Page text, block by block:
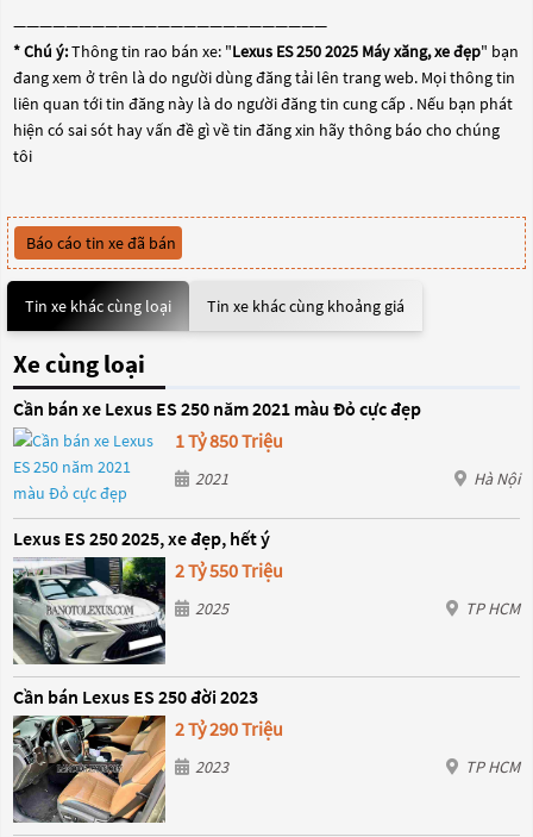
————————————————————————
* Chú ý:Thông tin rao bán xe: "Lexus ES 250 2025 Máy xăng, xe đẹp" bạn
đang xem ở trên là do người dùng đăng tải lên trang web. Mọi thông tin
liên quan tới tin đăng này là do người đăng tin cung cấp . Nếu bạn phát
hiện có sai sót hay vấn đề gì về tin đăng xin hãy thông báo cho chúng
tôi
Báo cáo tin xe đã bán
Tin xe khác cùng loại Tin xe khác cùng khoảng giá
Xe cùng loại
Cần bán xe Lexus ES 250 năm 2021 màu Đỏ cực đẹp
1 Tỷ 850 Triệu
2021 Hà Nội
Lexus ES 250 2025, xe đẹp, hết ý
2 Tỷ 550 Triệu
2025 TP HCM
Cần bán Lexus ES 250 đời 2023
2 Tỷ 290 Triệu
2023 TP HCM